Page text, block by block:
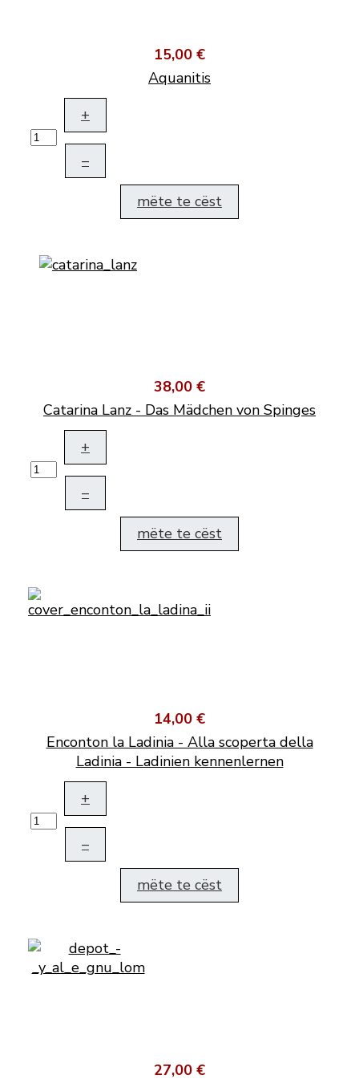
15,00 €
Aquanitis
+
–
mëte te cëst
38,00 €
Catarina Lanz - Das Mädchen von Spinges
+
–
mëte te cëst
14,00 €
Enconton la Ladinia - Alla scoperta della
Ladinia - Ladinien kennenlernen
+
–
mëte te cëst
27,00 €